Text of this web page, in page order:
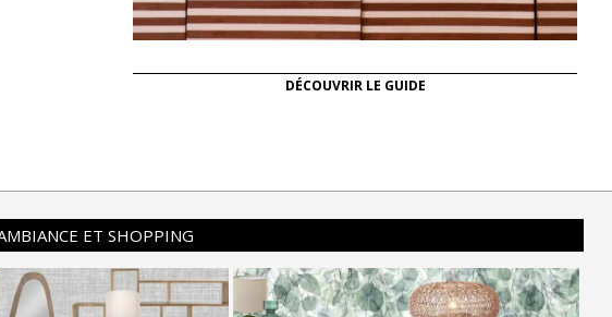
DÉCOUVRIR LE GUIDE
ET SHOPPING